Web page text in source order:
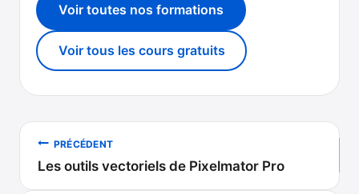
Voir toutes nos formations
Voir tous les cours gratuits
Navigation
de
PRÉCÉDENT
Les outils vectoriels de Pixelmator Pro